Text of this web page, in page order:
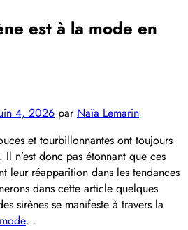
est à la mode en
4, 2026 par Naïa Lemarin
et tourbillonnantes ont toujours
n’est donc pas étonnant que ces
leur réapparition dans les tendances
dans cette article quelques
sirènes se manifeste à travers la
…